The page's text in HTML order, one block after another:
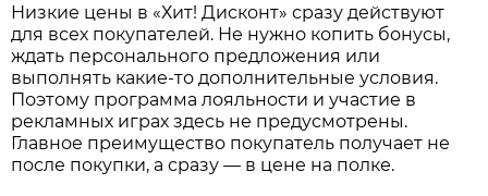
Низкие цены в «Хит! Дисконт» сразу действуют
для всех покупателей. Не нужно копить бонусы,
ждать персонального предложения или
выполнять какие-то дополнительные условия.
Поэтому программа лояльности и участие в
рекламных играх здесь не предусмотрены.
Главное преимущество покупатель получает не
после покупки, а сразу — в цене на полке.